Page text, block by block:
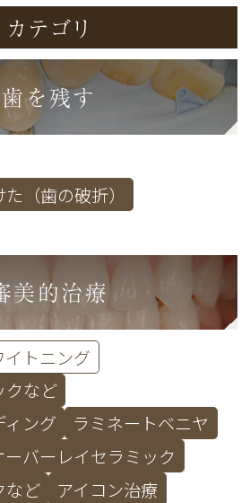
カテゴリ
歯を残す
（歯の破折）
美的治療
イトニング
クなど
ング
ラミネートベニヤ
ーバーレイセラミック
など
アイコン治療